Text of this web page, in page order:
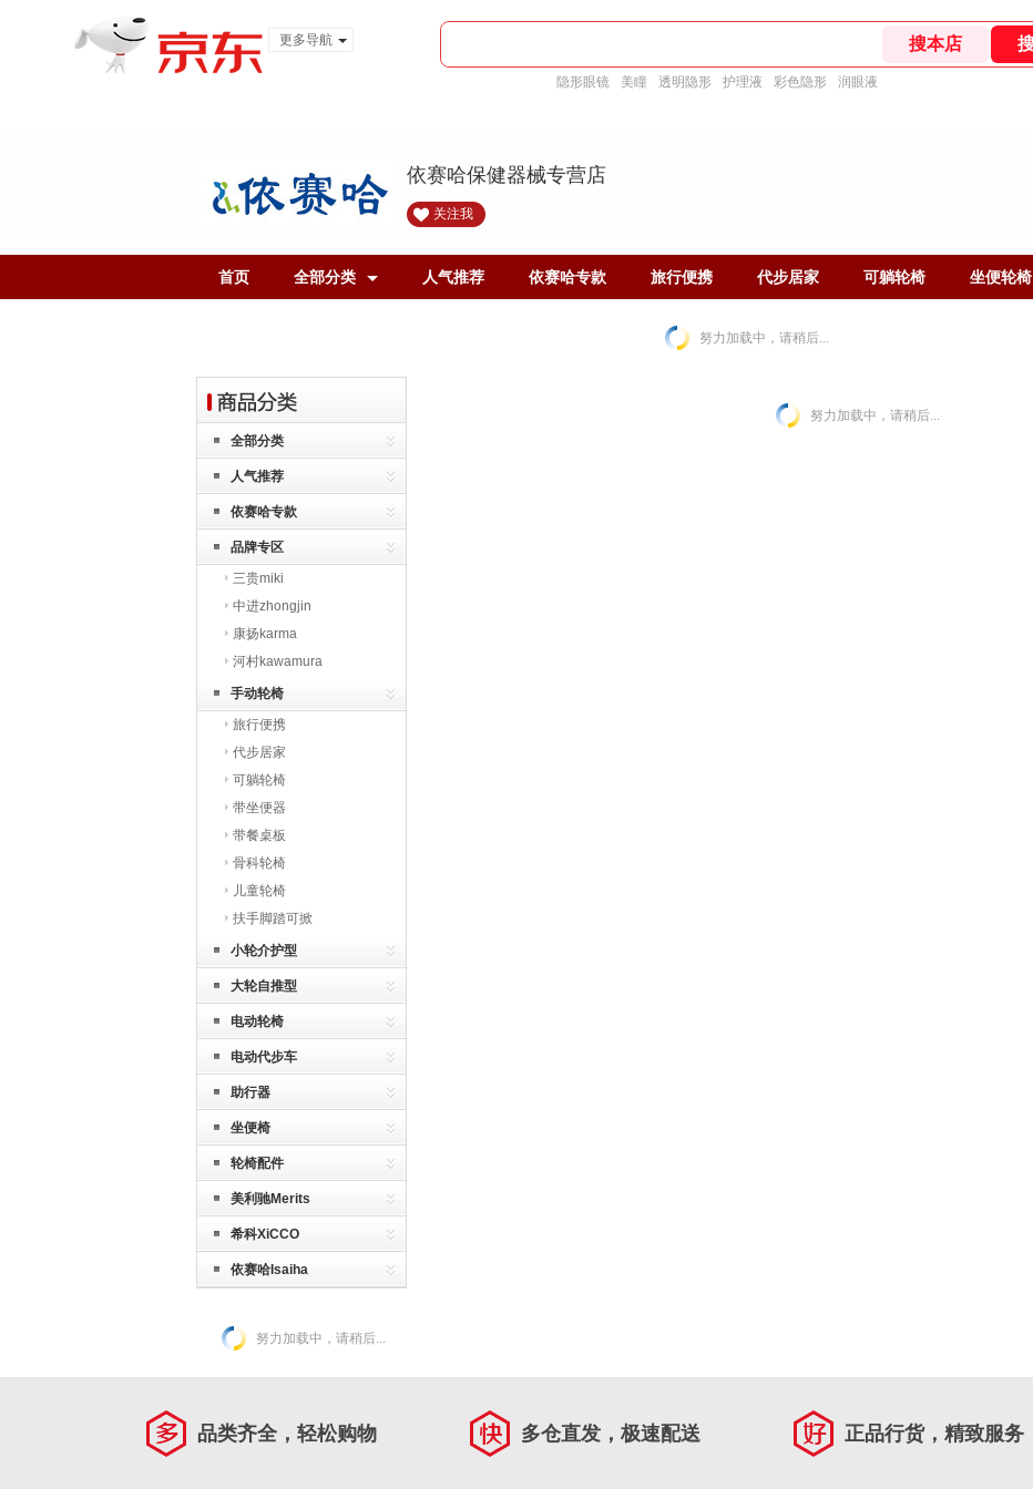
更多导航
隐形眼镜 美瞳 透明隐形 护理液 彩色隐形 润眼液
依赛哈保健器械专营店
关注我
首页 全部分类 人气推荐 依赛哈专款 旅行便携 代步居家 可躺轮椅 坐便轮椅
努力加载中，请稍后...
全部分类
人气推荐
依赛哈专款
品牌专区
三贵miki
中进zhongjin
康扬karma
河村kawamura
手动轮椅
旅行便携
代步居家
可躺轮椅
带坐便器
带餐桌板
骨科轮椅
儿童轮椅
扶手脚踏可掀
小轮介护型
大轮自推型
电动轮椅
电动代步车
助行器
坐便椅
轮椅配件
美利驰Merits
希科XiCCO
依赛哈Isaiha
努力加载中，请稍后...
努力加载中，请稍后...
品类齐全，轻松购物 多仓直发，极速配送 正品行货，精致服务